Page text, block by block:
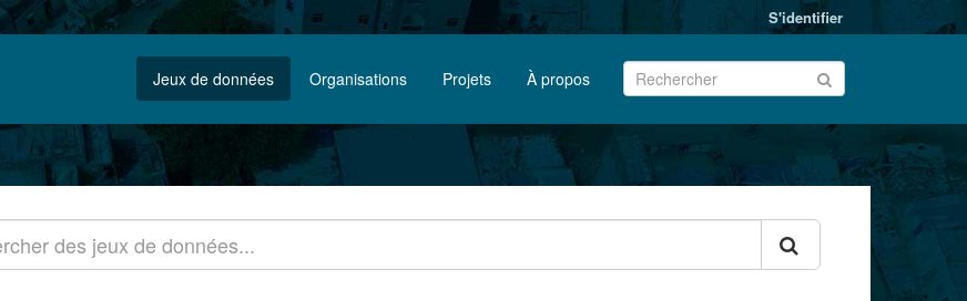
S'identifier
Jeux de données Organisations Projets À propos